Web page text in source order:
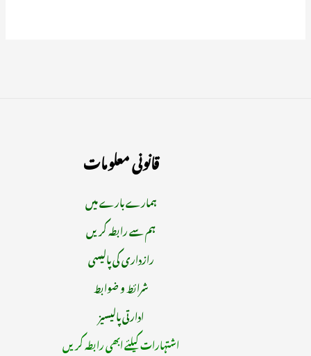
قانونی معلومات
ہمارے بارے میں
ہم سے رابطہ کریں
رازداری کی پالیسی
شرائط و ضوابط
ادارتی پالیسیز
اشتہارات کیلئے ابھی رابطہ کریں